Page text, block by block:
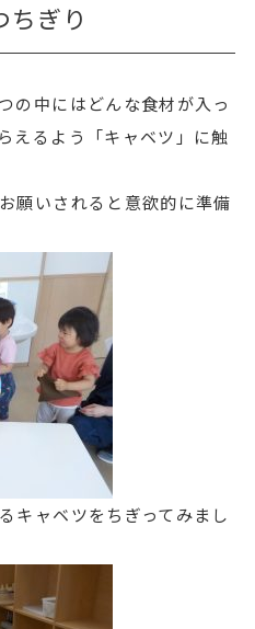
ちぎり
の中にはどんな食材が入っ
えるよう「キャベツ」に触
願いされると意欲的に準備
キャベツをちぎってみまし